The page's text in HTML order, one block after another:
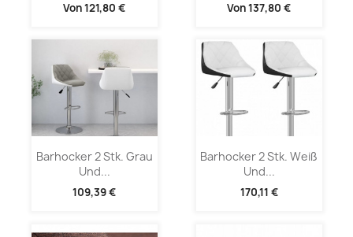
Von121,80 € Von137,80 €
Barhocker 2 Stk. Grau
Und...
109,39 €
Barhocker 2 Stk. Weiß
Und...
170,11 €